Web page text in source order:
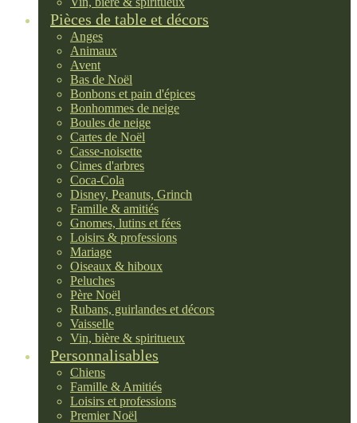
Pièces de table et décors
Anges
Animaux
Avent
Bas de Noël
Bonbons et pain d'épices
Bonhommes de neige
Boules de neige
Cartes de Noël
Casse-noisette
Cimes d'arbres
Coca-Cola
Disney, Peanuts, Grinch
Famille & amitiés
Gnomes, lutins et fées
Loisirs & professions
Mariage
Oiseaux & hiboux
Peluches
Père Noël
Rubans, guirlandes et décors
Vaisselle
Vin, bière & spiritueux
Personnalisables
Chiens
Famille & Amitiés
Loisirs et professions
Premier Noël